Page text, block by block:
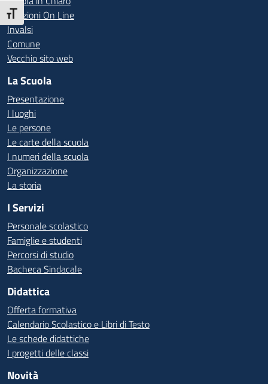
Attiva/disattiva dimensione testo
Iscrizioni On Line
Invalsi
Comune
Vecchio sito web
La Scuola
Presentazione
I luoghi
Le persone
Le carte della scuola
I numeri della scuola
Organizzazione
La storia
I Servizi
Personale scolastico
Famiglie e studenti
Percorsi di studio
Bacheca Sindacale
Didattica
Offerta formativa
Calendario Scolastico e Libri di Testo
Le schede didattiche
I progetti delle classi
Novità